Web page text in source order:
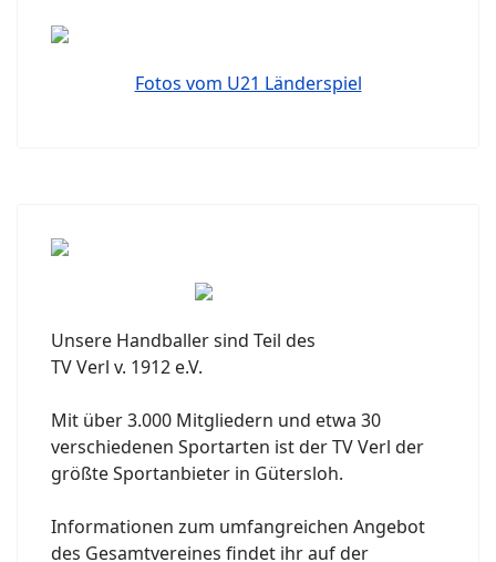
Fotos vom U21 Länderspiel
Unsere Handballer sind Teil des
TV Verl v. 1912 e.V.
Mit über 3.000 Mitgliedern und etwa 30
verschiedenen Sportarten ist der TV Verl der
größte Sportanbieter in Gütersloh.
Informationen zum umfangreichen Angebot
des Gesamtvereines findet ihr auf der